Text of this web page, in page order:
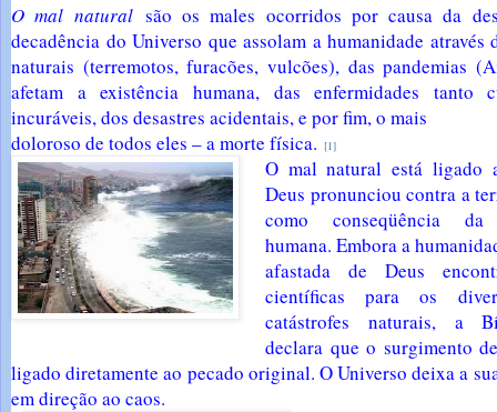
O mal naturalsão os males ocorridos por causa da
decadência do Universo que assolam a humanidade através
naturais (terremotos, furacões, vulcões), das pandemias
afetam a existência humana, das enfermidades tanto
incuráveis, dos desastres acidentais, e por fim, o mais
doloroso de todos eles – a morte física. [1]
O mal natural está ligado
Deus pronunciou contra a
como conseqüência da
humana. Embora a
afastada de Deus
científicas para os
catástrofes naturais, a
declara que o surgimento
ligado diretamente ao pecado original. O Universo deixa a
em direção ao caos.